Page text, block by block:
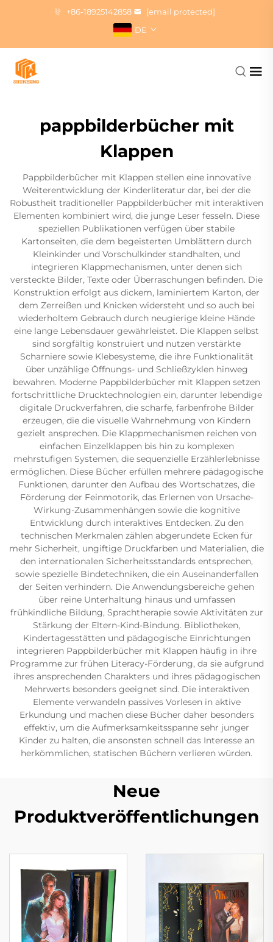
+86-18925142858
[email protected]
DE
pappbilderbücher mit
Klappen
Pappbilderbücher mit Klappen stellen eine innovative
Weiterentwicklung der Kinderliteratur dar, bei der die
Robustheit traditioneller Pappbilderbücher mit interaktiven
Elementen kombiniert wird, die junge Leser fesseln. Diese
speziellen Publikationen verfügen über stabile
Kartonseiten, die dem begeisterten Umblättern durch
Kleinkinder und Vorschulkinder standhalten, und
integrieren Klappmechanismen, unter denen sich
versteckte Bilder, Texte oder Überraschungen befinden. Die
Konstruktion erfolgt aus dickem, laminiertem Karton, der
dem Zerreißen und Knicken widersteht und so auch bei
wiederholtem Gebrauch durch neugierige kleine Hände
eine lange Lebensdauer gewährleistet. Die Klappen selbst
sind sorgfältig konstruiert und nutzen verstärkte
Scharniere sowie Klebesysteme, die ihre Funktionalität
über unzählige Öffnungs- und Schließzyklen hinweg
bewahren. Moderne Pappbilderbücher mit Klappen setzen
fortschrittliche Drucktechnologien ein, darunter lebendige
digitale Druckverfahren, die scharfe, farbenfrohe Bilder
erzeugen, die die visuelle Wahrnehmung von Kindern
gezielt ansprechen. Die Klappmechanismen reichen von
einfachen Einzelklappen bis hin zu komplexen
mehrstufigen Systemen, die sequenzielle Erzählerlebnisse
ermöglichen. Diese Bücher erfüllen mehrere pädagogische
Funktionen, darunter den Aufbau des Wortschatzes, die
Förderung der Feinmotorik, das Erlernen von Ursache-
Wirkung-Zusammenhängen sowie die kognitive
Entwicklung durch interaktives Entdecken. Zu den
technischen Merkmalen zählen abgerundete Ecken für
mehr Sicherheit, ungiftige Druckfarben und Materialien, die
den internationalen Sicherheitsstandards entsprechen,
sowie spezielle Bindetechniken, die ein Auseinanderfallen
der Seiten verhindern. Die Anwendungsbereiche gehen
über reine Unterhaltung hinaus und umfassen
frühkindliche Bildung, Sprachtherapie sowie Aktivitäten zur
Stärkung der Eltern-Kind-Bindung. Bibliotheken,
Kindertagesstätten und pädagogische Einrichtungen
integrieren Pappbilderbücher mit Klappen häufig in ihre
Programme zur frühen Literacy-Förderung, da sie aufgrund
ihres ansprechenden Charakters und ihres pädagogischen
Mehrwerts besonders geeignet sind. Die interaktiven
Elemente verwandeln passives Vorlesen in aktive
Erkundung und machen diese Bücher daher besonders
effektiv, um die Aufmerksamkeitsspanne sehr junger
Kinder zu halten, die ansonsten schnell das Interesse an
herkömmlichen, statischen Büchern verlieren würden.
Neue
Produktveröffentlichungen